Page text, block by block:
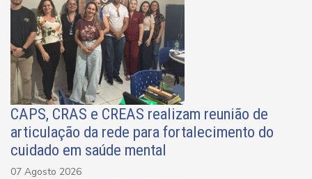
CAPS, CRAS e CREAS realizam reunião de
articulação da rede para fortalecimento do
cuidado em saúde mental
07 Agosto 2026